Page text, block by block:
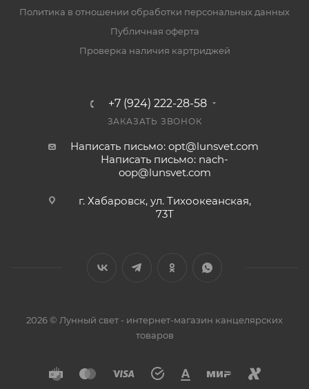
Политика в отношении обработки персональных данных
Публичная оферта
Проверка наличия картриджей
+7 (924) 222-28-58
ЗАКАЗАТЬ ЗВОНОК
Написать письмо: opt@lunsvet.com
Написать письмо: nach-
oop@lunsvet.com
г. Хабаровск, ул. Тихоокеанская,
73Т
2026 © Лунный свет - интернет-магазин канцелярских
товаров